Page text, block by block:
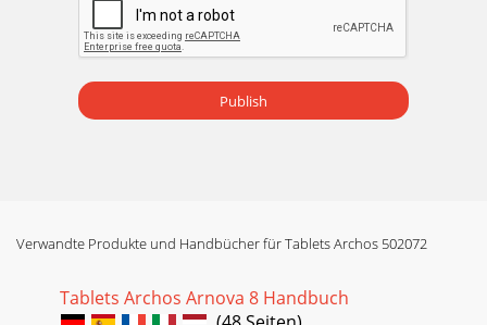
Publish
Verwandte Produkte und Handbücher für Tablets Archos 502072
Tablets Archos Arnova 8 Handbuch